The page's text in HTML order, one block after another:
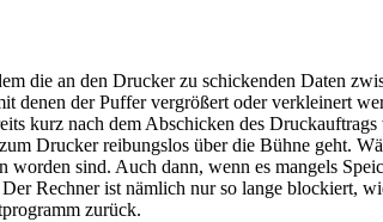
an den Drucker zu schickenden Daten
der Puffer vergrößert oder verkleinert
kurz nach dem Abschicken des
Drucker reibungslos über die Bühne geht.
sind. Auch dann, wenn es mangels
Rechner ist nämlich nur so lange blockiert,
zurück.